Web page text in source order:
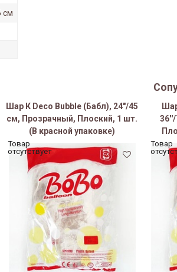
см
Шар К Deco Bubble (Бабл), 24"/45
см, Прозрачный, Плоский, 1 шт.
(В красной упаковке)
Товар
отсутствует
Товар